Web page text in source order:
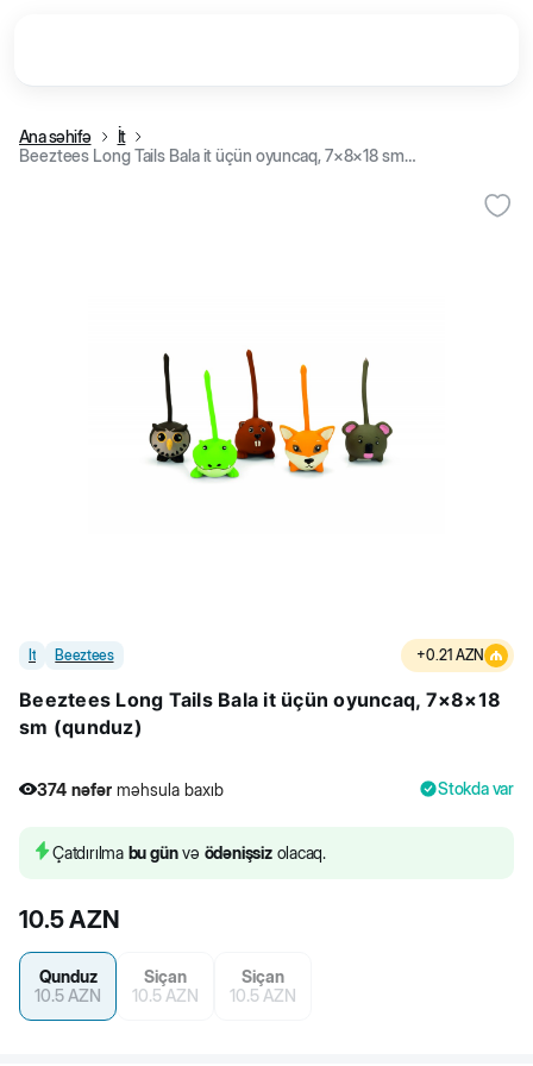
Ana səhifə
İt
Beeztees Long Tails Bala it üçün oyuncaq, 7×8×18 sm (qunduz)
İt Beeztees +0.21 AZN
Beeztees Long Tails Bala it üçün oyuncaq, 7×8×18
sm (qunduz)
374 nəfər məhsula baxıb
374 nəfər məhsula baxıb
Stokda var
Çatdırılma bu günvə ödənişsizolacaq.
10.5AZN
Qunduz
10.5AZN
Siçan
10.5 AZN
Siçan
10.5 AZN